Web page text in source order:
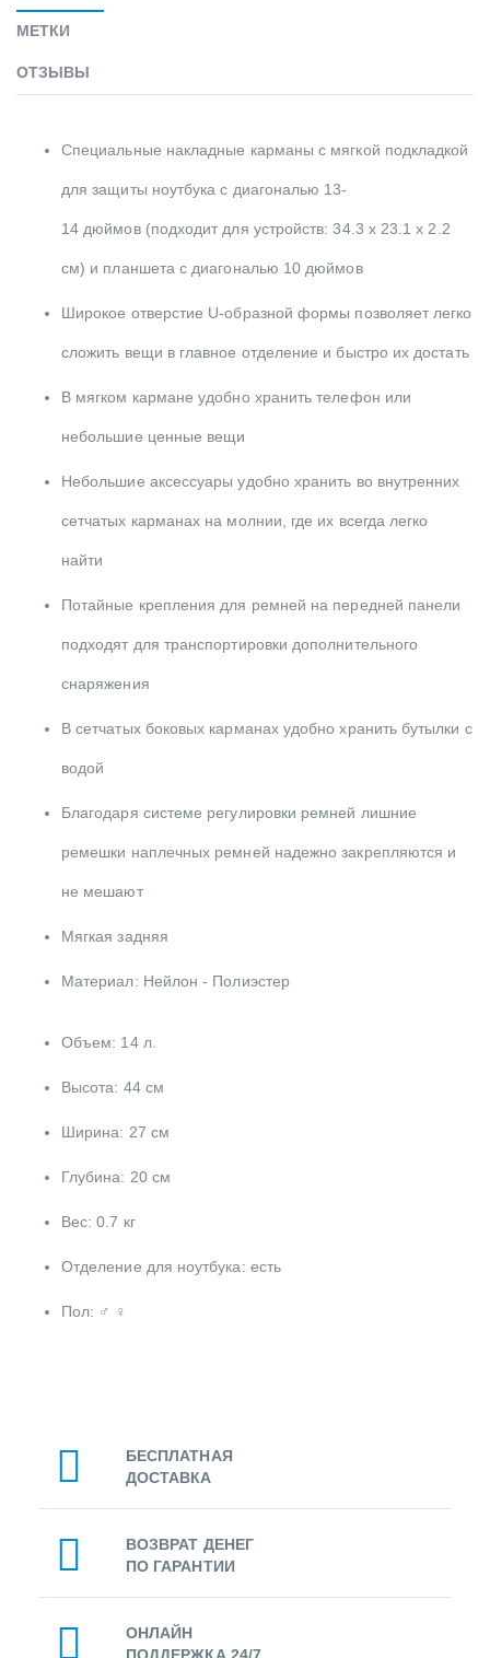
МЕТКИ
ОТЗЫВЫ
Специальные накладные карманы с мягкой подкладкой
для защиты ноутбука с диагональю 13-
14 дюймов (подходит для устройств: 34.3 x 23.1 x 2.2
см) и планшета с диагональю 10 дюймов
Широкое отверстие U-образной формы позволяет легко
сложить вещи в главное отделение и быстро их достать
В мягком кармане удобно хранить телефон или
небольшие ценные вещи
Небольшие аксессуары удобно хранить во внутренних
сетчатых карманах на молнии, где их всегда легко
найти
Потайные крепления для ремней на передней панели
подходят для транспортировки дополнительного
снаряжения
В сетчатых боковых карманах удобно хранить бутылки с
водой
Благодаря системе регулировки ремней лишние
ремешки наплечных ремней надежно закрепляются и
не мешают
Мягкая задняя
Материал: Нейлон - Полиэстер
Объем: 14 л.
Высота: 44 см
Ширина: 27 см
Глубина: 20 см
Вес: 0.7 кг
Отделение для ноутбука: есть
Пол: ♂ ♀
БЕСПЛАТНАЯ
ДОСТАВКА
ВОЗВРАТ ДЕНЕГ
ПО ГАРАНТИИ
ОНЛАЙН